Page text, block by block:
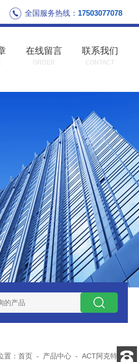
全国服务热线： 17503077078
在线留言
ORDER
联系我们
CONTACT
0.4-C01-Q69全新！！TORAY东丽
置： 首页 - 产品中心 - ACT阿克特 -